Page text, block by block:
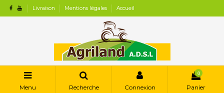
Livraison Mentions légales Accueil
Menu Recherche Connexion
0
Panier